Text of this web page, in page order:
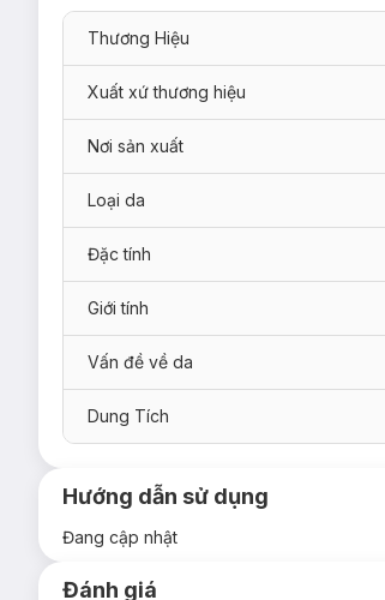
Thương Hiệu
Xuất xứ thương hiệu
Nơi sản xuất
Loại da
Đặc tính
Giới tính
Vấn đề về da
Dung Tích
Hướng dẫn sử dụng
Đang cập nhật
Đánh giá